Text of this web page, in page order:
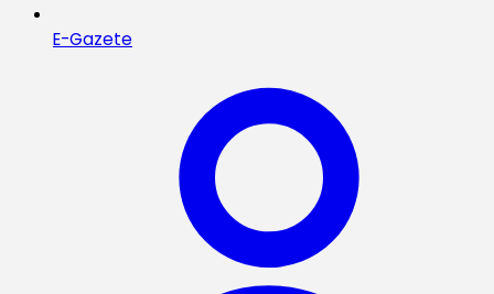
E-Gazete